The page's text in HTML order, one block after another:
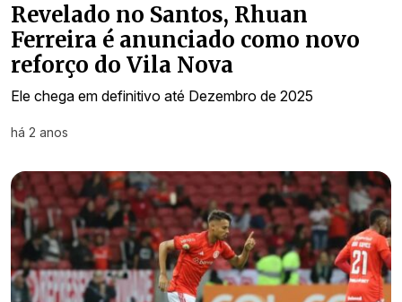
Revelado no Santos, Rhuan
Ferreira é anunciado como novo
reforço do Vila Nova
Ele chega em definitivo até Dezembro de 2025
há 2 anos